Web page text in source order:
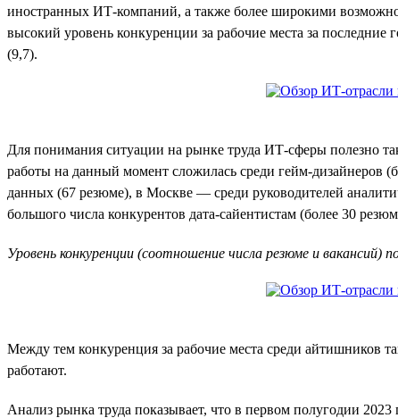
иностранных ИТ-компаний, а также более широкими
высокий уровень конкуренции за рабочие места за
(9,7).
Для понимания ситуации на рынке труда ИТ-сферы полезно
работы на данный момент сложилась среди гейм-дизайнеров
данных (67 резюме), в Москве — среди руководителей
большого числа конкурентов дата-сайентистам (более 30
Уровень конкуренции (соотношение числа резюме и вакансий)
Между тем конкуренция за рабочие места среди айтишников
работают.
Анализ рынка труда показывает, что в первом полугодии